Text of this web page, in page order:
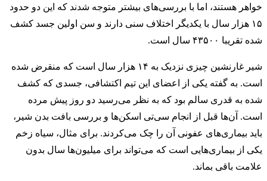
خواهر هستند، اما با بررسی‌های بیشتر متوجه شدند که این دو حدود
۱۵ هزار سال با یکدیگر اختلاف سنی دارند و سن اولین جسد کشف
شده تقریبا ۴۳۵۰۰ سال است.
شیر غارنشین چیزی نزدیک به ۱۴ هزار سال است که منقرض شده‌
است. به گفته یکی از اعضای این تیم اکتشافی، جسدی که کشف
شده به قدری سالم بود که به نظر می‌رسید دو روز پیش مرده
است. آن‌ها قبل از انجام سی‌تی اسکن‌ها و بررسی بافت بدن شیر،
باید بیماری‌های عفونی آن را چک می‌کردند. برای مثال، سیاه زخم
یکی از بیماری‌هایی است که می‌تواند برای میلیون‌ها سال بدون
علامت باقی بماند.